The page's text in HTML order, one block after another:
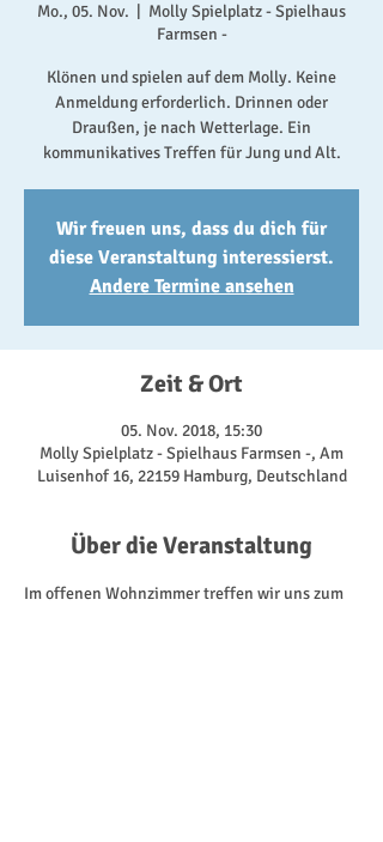
Mo., 05. Nov.
Molly Spielplatz - Spielhaus
Farmsen -
Klönen und spielen auf dem Molly. Keine
Anmeldung erforderlich. Drinnen oder
Draußen, je nach Wetterlage. Ein
kommunikatives Treffen für Jung und Alt.
Wir freuen uns, dass du dich für
diese Veranstaltung interessierst.
Andere Termine ansehen
Zeit & Ort
05. Nov. 2018, 15:30
Molly Spielplatz - Spielhaus Farmsen -, Am
Luisenhof 16, 22159 Hamburg, Deutschland
Über die Veranstaltung
Im offenen Wohnzimmer treffen wir uns zum